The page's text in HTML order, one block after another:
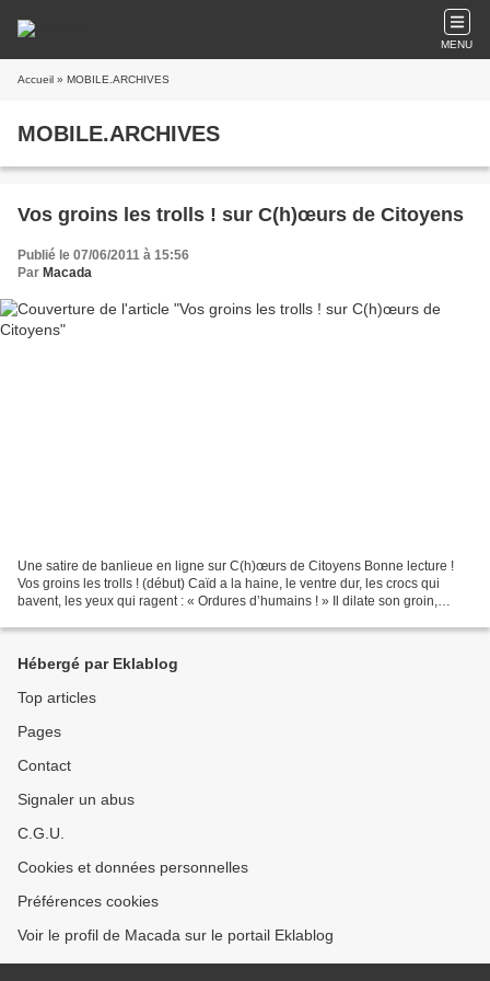
MENU
Accueil » MOBILE.ARCHIVES
MOBILE.ARCHIVES
Vos groins les trolls ! sur C(h)œurs de Citoyens
Publié le 07/06/2011 à 15:56
Par Macada
Une satire de banlieue en ligne sur C(h)œurs de Citoyens Bonne lecture !
Vos groins les trolls ! (début) Caïd a la haine, le ventre dur, les crocs qui
bavent, les yeux qui ragent : « Ordures d’humains ! » Il dilate son groin,
Hébergé par Eklablog
Top articles
Pages
Contact
Signaler un abus
C.G.U.
Cookies et données personnelles
Préférences cookies
Voir le profil de Macada sur le portail Eklablog